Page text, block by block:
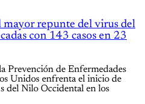
mayor repunte del virus del
con 143 casos en 23
Prevención de Enfermedades
Unidos enfrenta el inicio de
del Nilo Occidental en los